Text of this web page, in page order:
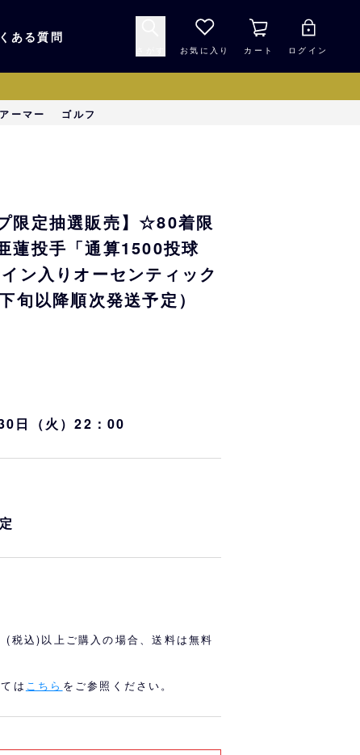
ップ・ヘルメッ
チン・食品 スマホ用品
クレット
ある質問
お気に入り カート ログイン
ーマー ゴルフ
限定抽選販売】☆80着限
投手「通算1500投球
ン入りオーセンティック
旬以降順次発送予定）
日（火）22：00
税込)以上ご購入の場合、送料は無料
は こちら をご参照ください。